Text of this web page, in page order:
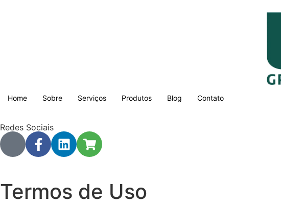
Home Sobre Serviços Produtos Blog Contato
Redes Sociais
Termos de Uso